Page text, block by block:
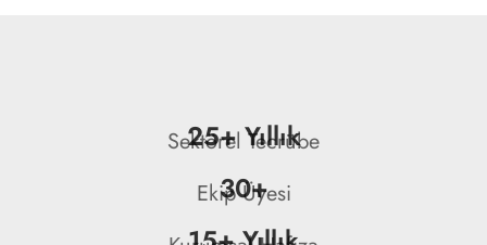
25+ Yıllık
Sektörel Tecrübe
30+
Ekip Üyesi